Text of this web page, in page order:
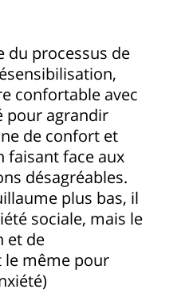
du processus de
confortable avec
pour agrandir
de confort et
faisant face aux
désagréables.
plus bas, il
sociale, mais le
et de
le même pour